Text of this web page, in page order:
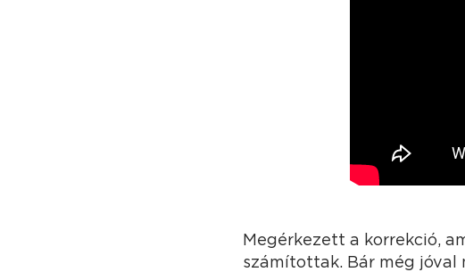
Megérkezett a korrekció,
számítottak. Bár még